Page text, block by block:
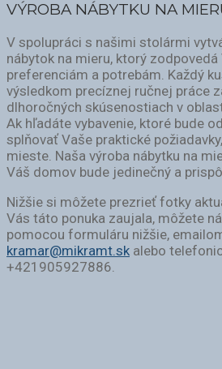
VÝROBA NÁBYTKU NA
V spolupráci s našimi stolármi
nábytok na mieru, ktorý
preferenciám a potrebám. Každý
výsledkom precíznej ručnej práce
dlhoročných skúsenostiach v
Ak hľadáte vybavenie, ktoré bude
splňovať Vaše praktické
mieste. Naša výroba nábytku na
Váš domov bude jedinečný a
Nižšie si môžete prezrieť fotky
Vás táto ponuka zaujala, môžete
pomocou formuláru nižšie,
kramar@mikramt.sk alebo
+421905927886.